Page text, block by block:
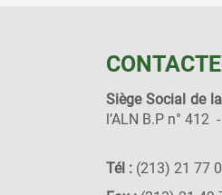
Siège Social de
l’ALN B.P n°
Tél : (213) 21 77